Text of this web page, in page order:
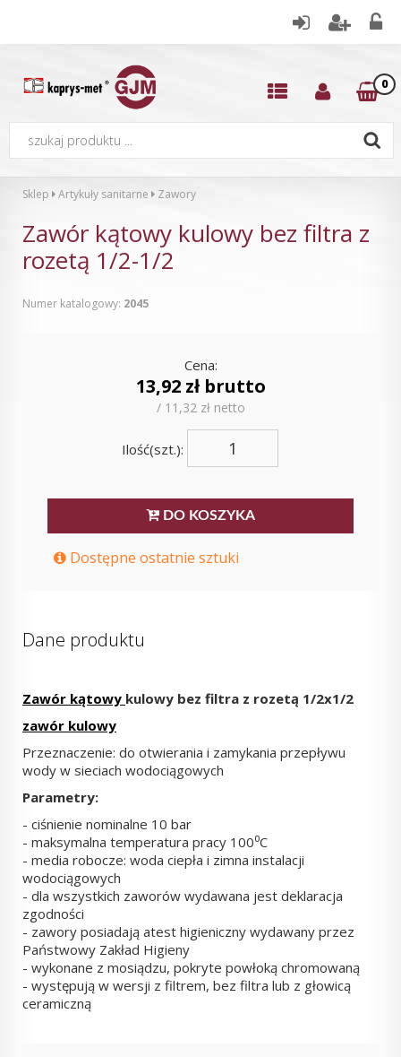
0
Sklep Artykuły sanitarne Zawory
Zawór kątowy kulowy bez filtra z
rozetą 1/2-1/2
Numer katalogowy: 2045
Cena:
13,92 zł brutto
/ 11,32 zł netto
Ilość(szt.):
DO KOSZYKA
Dostępne ostatnie sztuki
Dane produktu
Zawór kątowy kulowy bez filtra z rozetą 1/2x1/2
zawór kulowy
Przeznaczenie: do otwierania i zamykania przepływu
wody w sieciach wodociągowych
Parametry:
- ciśnienie nominalne 10 bar
- maksymalna temperatura pracy 100⁰C
- media robocze: woda ciepła i zimna instalacji
wodociągowych
- dla wszystkich zaworów wydawana jest deklaracja
zgodności
- zawory posiadają atest higieniczny wydawany przez
Państwowy Zakład Higieny
- wykonane z mosiądzu, pokryte powłoką chromowaną
- występują w wersji z filtrem, bez filtra lub z głowicą
ceramiczną